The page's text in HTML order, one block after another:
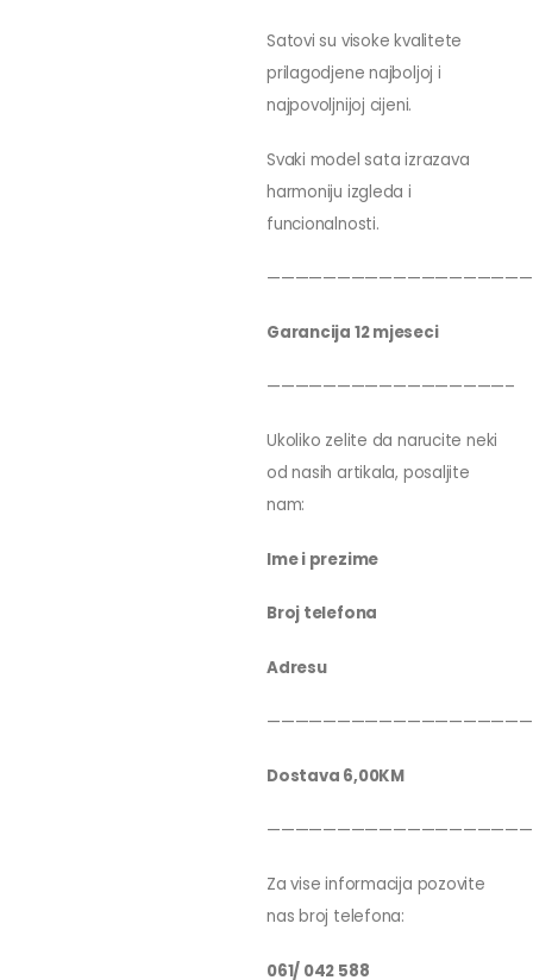
Satovi su visoke kvalitete
prilagodjene najboljoj i
najpovoljnijoj cijeni.
Svaki model sata izrazava
harmoniju izgleda i
funcionalnosti.
Garancija 12 mjeseci
—————————————————–
Ukoliko zelite da narucite neki
od nasih artikala, posaljite
nam:
Ime i prezime
Broj telefona
Adresu
———————————————————
Dostava 6,00KM
———————————————————
Za vise informacija pozovite
nas broj telefona:
061/ 042 588